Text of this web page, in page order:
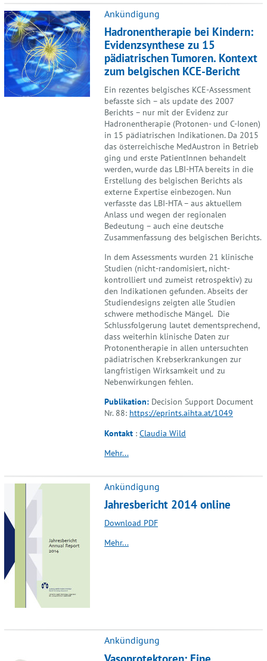
Ankündigung
Hadronentherapie bei Kindern:
Evidenzsynthese zu 15
pädiatrischen Tumoren. Kontext
zum belgischen KCE-Bericht
Ein rezentes belgisches KCE-Assessment
befasste sich – als update des 2007
Berichts – nur mit der Evidenz zur
Hadronentherapie (Protonen- und C-Ionen)
in 15 pädiatrischen Indikationen. Da 2015
das österreichische MedAustron in Betrieb
ging und erste PatientInnen behandelt
werden, wurde das LBI-HTA bereits in die
Erstellung des belgischen Berichts als
externe Expertise einbezogen. Nun
verfasste das LBI-HTA – aus aktuellem
Anlass und wegen der regionalen
Bedeutung – auch eine deutsche
Zusammenfassung des belgischen Berichts.
In dem Assessments wurden 21 klinische
Studien (nicht-randomisiert, nicht-
kontrolliert und zumeist retrospektiv) zu
den Indikationen gefunden. Abseits der
Studiendesigns zeigten alle Studien
schwere methodische Mängel. Die
Schlussfolgerung lautet dementsprechend,
dass weiterhin klinische Daten zur
Protonentherapie in allen untersuchten
pädiatrischen Krebserkrankungen zur
langfristigen Wirksamkeit und zu
Nebenwirkungen fehlen.
Publikation: Decision Support Document
Nr. 88: https://eprints.aihta.at/1049
Kontakt : Claudia Wild
Mehr...
Ankündigung
Jahresbericht 2014 online
Download PDF
Mehr...
Ankündigung